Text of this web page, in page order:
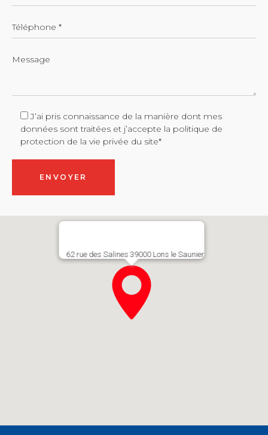
J’ai pris connaissance de la manière dont mes
données sont traitées et j’accepte la politique de
protection de la vie privée du site*
62 rue des Salines 39000 Lons le Saunier​